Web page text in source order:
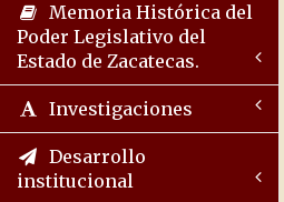
Memoria Histórica del
Poder Legislativo del
Estado de Zacatecas.
Investigaciones
Desarrollo
institucional